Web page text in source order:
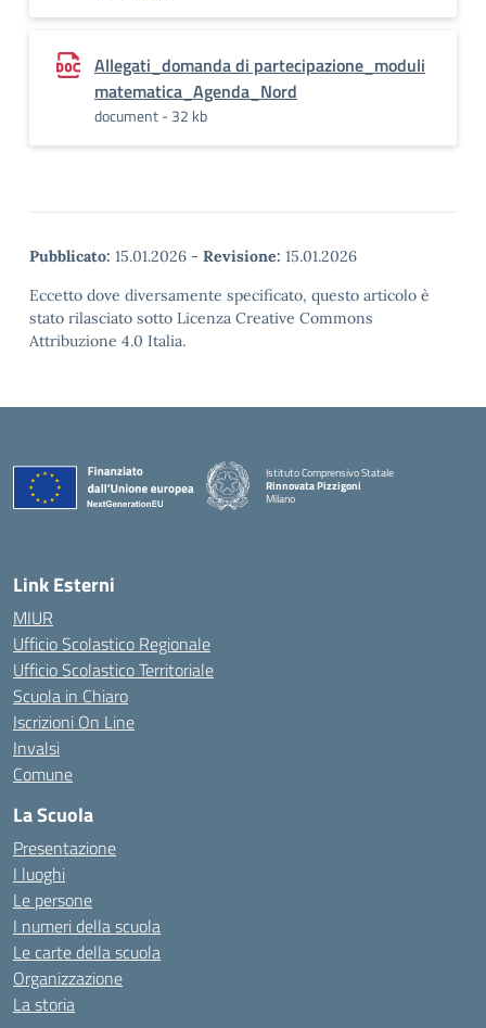
Allegati_domanda di partecipazione_moduli
matematica_Agenda_Nord
document - 32 kb
Pubblicato: 15.01.2026 - Revisione: 15.01.2026
Eccetto dove diversamente specificato, questo articolo è
stato rilasciato sotto Licenza Creative Commons
Attribuzione 4.0 Italia.
Istituto Comprensivo Statale
Rinnovata Pizzigoni
Milano
Link Esterni
MIUR
Ufficio Scolastico Regionale
Ufficio Scolastico Territoriale
Scuola in Chiaro
Iscrizioni On Line
Invalsi
Comune
La Scuola
Presentazione
I luoghi
Le persone
I numeri della scuola
Le carte della scuola
Organizzazione
La storia